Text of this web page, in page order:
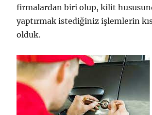
firmalardan biri olup, kilit
yaptırmak istediğiniz işlemlerin
olduk.